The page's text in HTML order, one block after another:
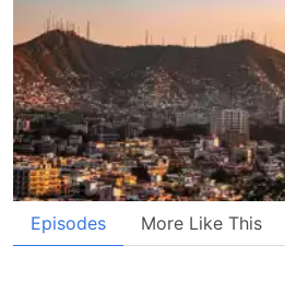
Episodes More Like This